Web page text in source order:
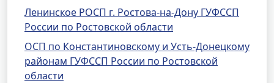
Ленинское РОСП г. Ростова-на-Дону ГУФССП
России по Ростовской области
ОСП по Константиновскому и Усть-Донецкому
районам ГУФССП России по Ростовской
области